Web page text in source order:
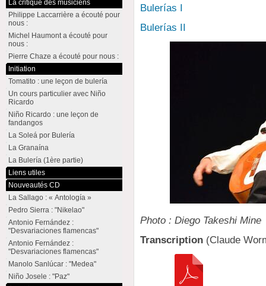
Bulerías I
Bulerías II
Photo : Diego Takeshi Mine
Transcription (Claude
La critique des musiciens
Philippe Laccarrière a écouté pour
nous :
Michel Haumont a écouté pour
nous :
Pierre Chaze a écouté pour nous :
Initiation
Tomatito : une leçon de bulería
Un cours particulier avec Niño
Ricardo
Niño Ricardo : une leçon de
fandangos
La Soleá por Bulería
La Granaína
La Bulería (1ère partie)
Liens utiles
Nouveautés CD
La Sallago : « Antología »
Pedro Sierra : "Nikelao"
Antonio Fernández :
"Desvariaciones flamencas"
Antonio Fernández :
"Desvariaciones flamencas"
Manolo Sanlúcar : "Medea"
Niño Josele : "Paz"